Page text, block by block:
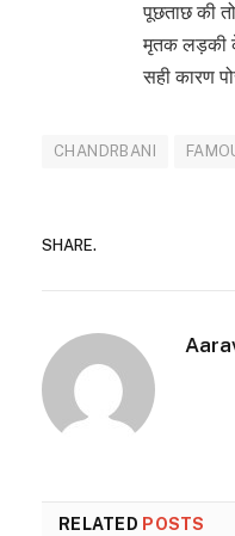
पूछताछ की
मृतक लड़की
सही कारण
CHANDRBANI
SHARE.
RELATED POSTS